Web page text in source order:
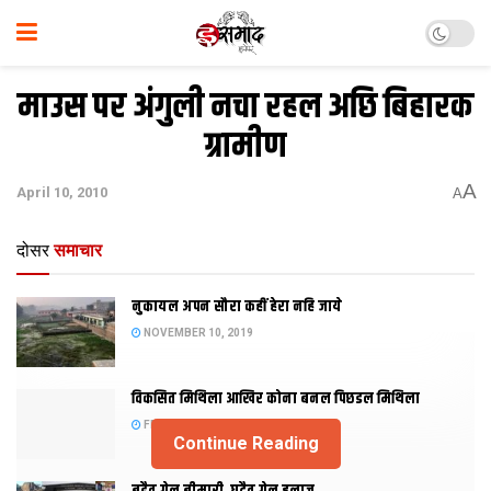
माउस पर अंगुली नचा रहल अछि बिहारक
ग्रामीण
April 10, 2010 AA
दोसर समाचार
नुकायल अपन सौरा कहीं हेरा नहि जाये
NOVEMBER 10, 2019
विकसित मिथिला आखिर कोना बनल पिछडल मिथिला
FEBRUARY 23, 2019
Continue Reading